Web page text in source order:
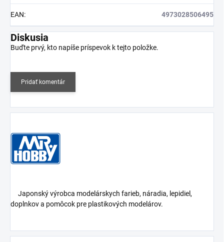
EAN: 4973028506495
Diskusia
Buďte prvý, kto napíše príspevok k tejto položke.
Pridať komentár
Japonský výrobca modelárskych farieb, náradia, lepidiel,
doplnkov a pomôcok pre plastikových modelárov.